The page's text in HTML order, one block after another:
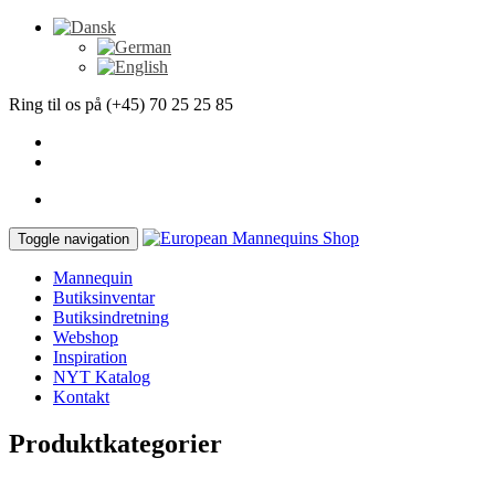
Ring til os på (+45) 70 25 25 85
Toggle navigation
Mannequin
Butiksinventar
Butiksindretning
Webshop
Inspiration
NYT Katalog
Kontakt
Produktkategorier